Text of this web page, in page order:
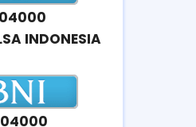
INDONESIA